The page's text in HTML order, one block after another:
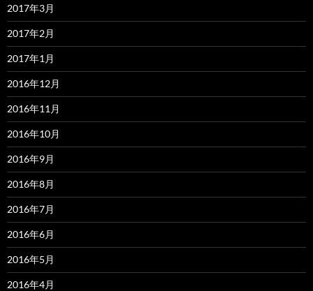
2017年3月
2017年2月
2017年1月
2016年12月
2016年11月
2016年10月
2016年9月
2016年8月
2016年7月
2016年6月
2016年5月
2016年4月